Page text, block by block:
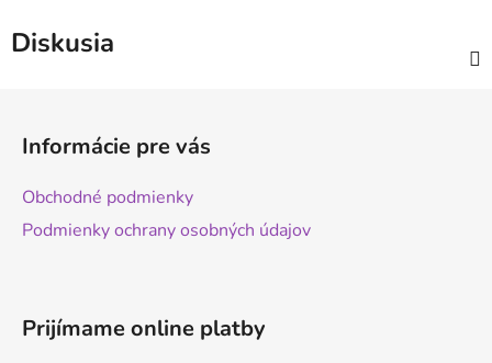
Diskusia
Informácie pre vás
Obchodné podmienky
Podmienky ochrany osobných údajov
Prijímame online platby